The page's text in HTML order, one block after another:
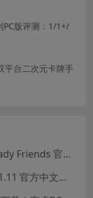
PC版评测：1/1+/
平台二次元卡牌手
《乔甜和她汹涌的闺蜜们》Lust Lady Friends 官方中文版 SLG模拟经营游戏｜角色情感互动｜动态画面
夏色四叶草(Summer Clover) Ver1.11 官方中文版：全CG无修+动态互动SLG游戏下载